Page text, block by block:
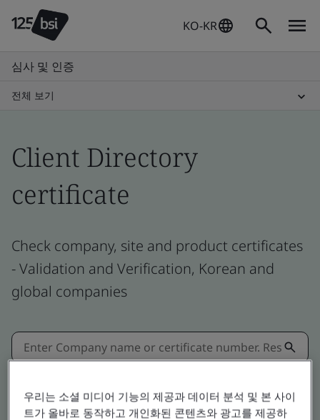
KO-KR
심사 및 인증
전체 보기
Client Directory
certificate
Check company, site and product certificates
- Validation and Verification, Korean and
global companies
우리는 소셜 미디어 기능의 제공과 데이터 분석 및 본 사이
트가 올바로 동작하고 개인화된 콘텐츠와 광고를 제공하